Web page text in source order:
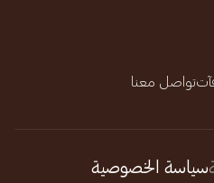
تواصل معنا
سياسة الخصوصية